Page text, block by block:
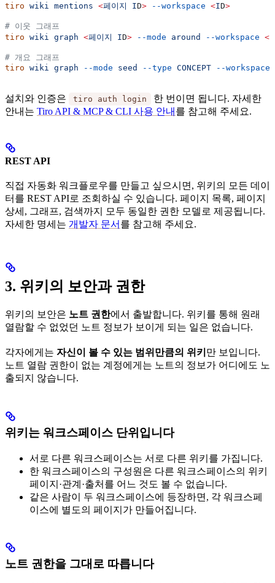
tiro wiki mentions <페이지 ID> --workspace <ID>
# 이웃 그래프
tiro wiki graph <페이지 ID> --mode around --workspace <
# 개요 그래프
tiro wiki graph --mode seed --type CONCEPT --workspace
설치와 인증은 tiro auth login
한 번이면 됩니다. 자세한
안내는 Tiro API & MCP & CLI 사용 안내 를 참고해 주세요.
REST API
직접 자동화 워크플로우를 만들고 싶으시면, 위키의 모든 데이
터를 REST API로 조회하실 수 있습니다. 페이지 목록, 페이지
상세, 그래프, 검색까지 모두 동일한 권한 모델로 제공됩니다.
자세한 명세는 개발자 문서 를 참고해 주세요.
3. 위키의 보안과 권한
위키의 보안은 노트 권한에서 출발합니다. 위키를 통해 원래
열람할 수 없었던 노트 정보가 보이게 되는 일은 없습니다.
각자에게는 자신이 볼 수 있는 범위만큼의 위키 만 보입니다.
노트 열람 권한이 없는 계정에게는 노트의 정보가 어디에도 노
출되지 않습니다.
위키는 워크스페이스 단위입니다
서로 다른 워크스페이스는 서로 다른 위키를 가집니다.
한 워크스페이스의 구성원은 다른 워크스페이스의 위키
페이지·관계·출처를 어느 것도 볼 수 없습니다.
같은 사람이 두 워크스페이스에 등장하면, 각 워크스페
이스에 별도의 페이지가 만들어집니다.
노트 권한을 그대로 따릅니다